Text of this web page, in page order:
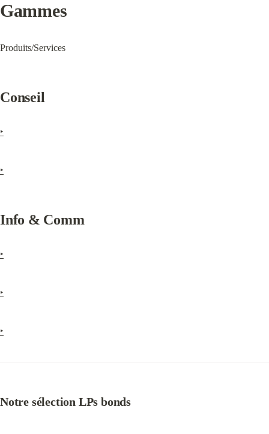
Gammes
Produits/Services
Conseil
‣
‣
Info & Comm
‣
‣
‣
Notre sélection LPs bonds